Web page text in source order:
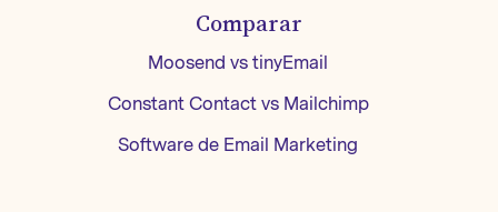
Comparar
Moosend vs tinyEmail
Constant Contact vs Mailchimp
Software de Email Marketing